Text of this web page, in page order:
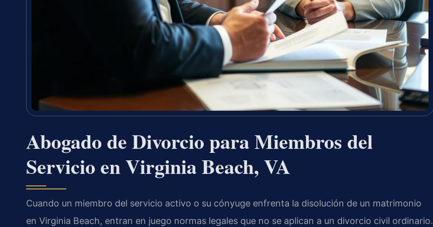
Abogado de Divorcio para Miembros del
Servicio en Virginia Beach, VA
Cuando un miembro del servicio activo o su cónyuge enfrenta la disolución de un matrimonio
en Virginia Beach, entran en juego normas legales que no se aplican a un divorcio civil ordinario.